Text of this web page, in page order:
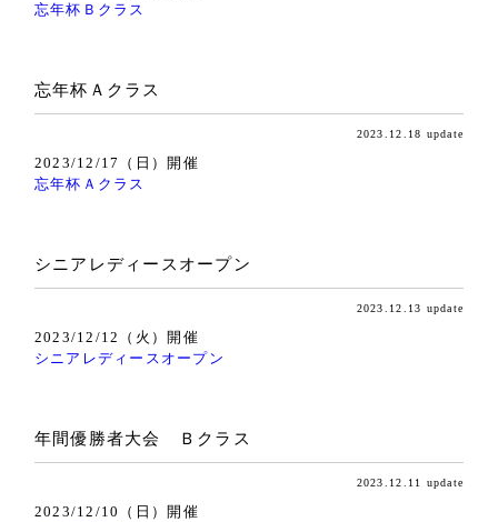
忘年杯Ｂクラス
忘年杯Ａクラス
2023.12.18 update
2023/12/17（日）開催
忘年杯Ａクラス
シニアレディースオープン
2023.12.13 update
2023/12/12（火）開催
シニアレディースオープン
年間優勝者大会 Ｂクラス
2023.12.11 update
2023/12/10（日）開催